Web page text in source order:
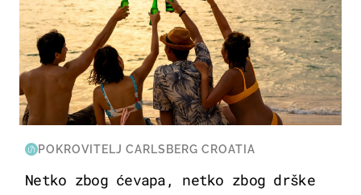
POKROVITELJ CARLSBERG CROATIA
Netko zbog ćevapa, netko zbog drške